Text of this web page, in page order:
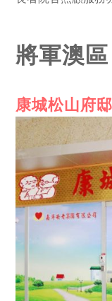
將軍澳區
康城松山府邸